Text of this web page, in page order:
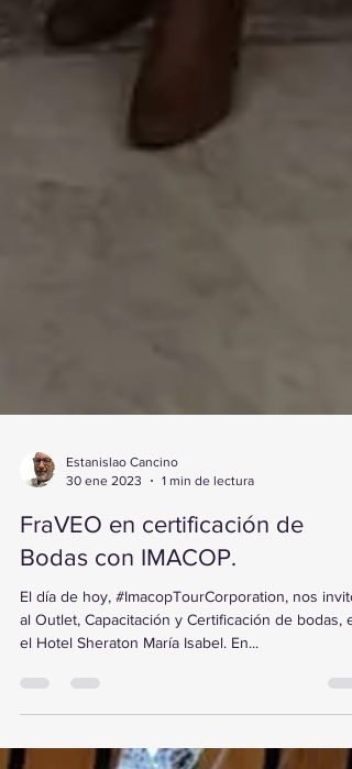
FraVEO en certificación de
Bodas con IMACOP.
El día de hoy, #ImacopTourCorporation, nos invitó
al Outlet, Capacitación y Certificación de bodas,